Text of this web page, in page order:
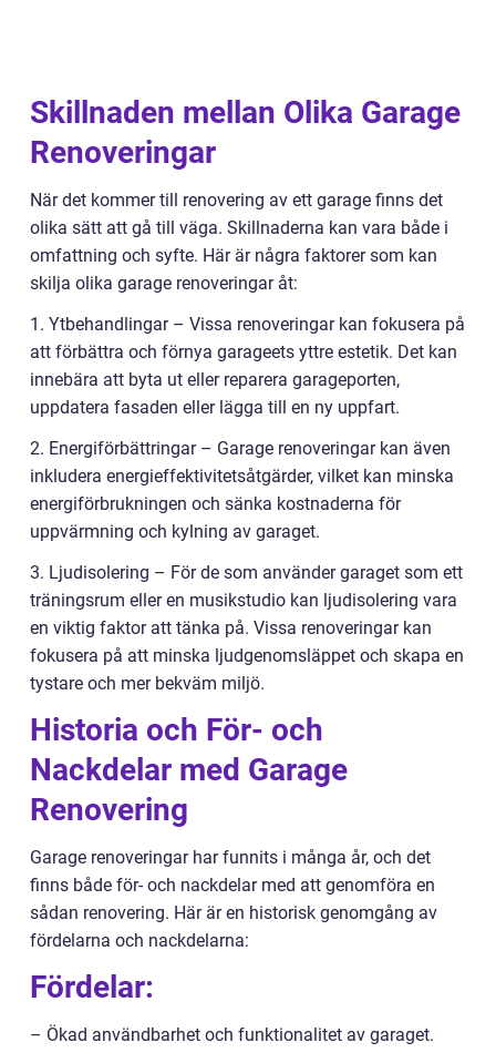
Skillnaden mellan Olika Garage
Renoveringar
När det kommer till renovering av ett garage finns det
olika sätt att gå till väga. Skillnaderna kan vara både i
omfattning och syfte. Här är några faktorer som kan
skilja olika garage renoveringar åt:
1. Ytbehandlingar – Vissa renoveringar kan fokusera på
att förbättra och förnya garageets yttre estetik. Det kan
innebära att byta ut eller reparera garageporten,
uppdatera fasaden eller lägga till en ny uppfart.
2. Energiförbättringar – Garage renoveringar kan även
inkludera energieffektivitetsåtgärder, vilket kan minska
energiförbrukningen och sänka kostnaderna för
uppvärmning och kylning av garaget.
3. Ljudisolering – För de som använder garaget som ett
träningsrum eller en musikstudio kan ljudisolering vara
en viktig faktor att tänka på. Vissa renoveringar kan
fokusera på att minska ljudgenomsläppet och skapa en
tystare och mer bekväm miljö.
Historia och För- och
Nackdelar med Garage
Renovering
Garage renoveringar har funnits i många år, och det
finns både för- och nackdelar med att genomföra en
sådan renovering. Här är en historisk genomgång av
fördelarna och nackdelarna:
Fördelar:
– Ökad användbarhet och funktionalitet av garaget.